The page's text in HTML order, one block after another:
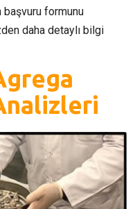
başvuru formunu
daha detaylı bilgi